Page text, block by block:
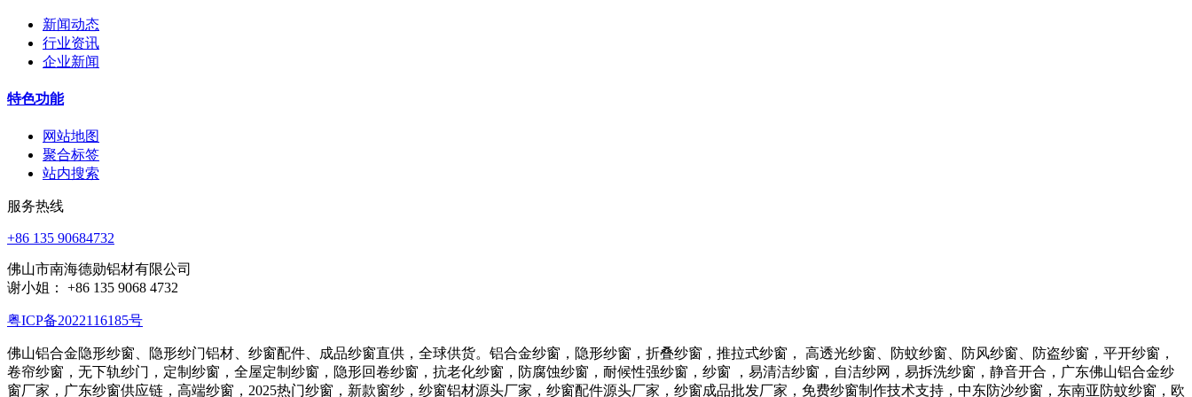
新闻动态
行业资讯
企业新闻
特色功能
网站地图
聚合标签
站内搜索
服务热线
+86 135 90684732
佛山市南海德勋铝材有限公司
谢小姐： +86 135 9068 4732
粤ICP备2022116185号
佛山铝合金隐形纱窗、隐形纱门铝材、纱窗配件、成品纱窗直供，全球供货。铝合金纱窗，隐形纱窗，折叠纱窗，推拉式纱窗， 高透光纱窗、防蚊纱窗、防风纱窗、防盗纱窗，平开纱窗，
卷帘纱窗，无下轨纱门，定制纱窗，全屋定制纱窗，隐形回卷纱窗，抗老化纱窗，防腐蚀纱窗，耐候性强纱窗，纱窗 ，易清洁纱窗，自洁纱网，易拆洗纱窗，静音开合，广东佛山铝合金纱
窗厂家，广东纱窗供应链，高端纱窗，2025热门纱窗，新款窗纱，纱窗铝材源头厂家，纱窗配件源头厂家，纱窗成品批发厂家，免费纱窗制作技术支持，中东防沙纱窗，东南亚防蚊纱窗，欧